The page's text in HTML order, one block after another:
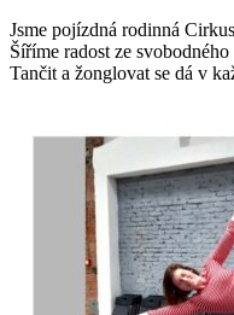
Jsme pojízdná rodinná
Šíříme radost ze
Tančit a žonglovat se dá v